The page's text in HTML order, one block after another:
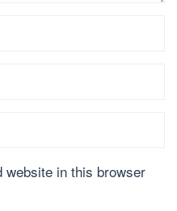
website in this browser